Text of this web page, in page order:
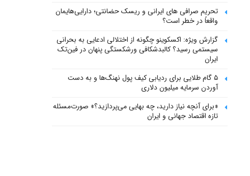
تحریم صرافی های ایرانی و ریسک حضانتی؛ دارایی‌هایمان
واقعاً در خطر است؟
گزارش ویژه: اکسکوینو چگونه از اختلالی ادعایی به بحرانی
سیستمی رسید؟ کالبدشکافی ورشکستگی پنهان در فین‌تک
ایران
۵ گام طلایی برای ردیابی کیف پول‌ نهنگ‌ها و به دست
آوردن سرمایه میلیون دلاری
«برای آنچه نیاز دارید، چه بهایی می‌پردازید؟» صورت‌مسئله
تازه اقتصاد جهانی و ایران